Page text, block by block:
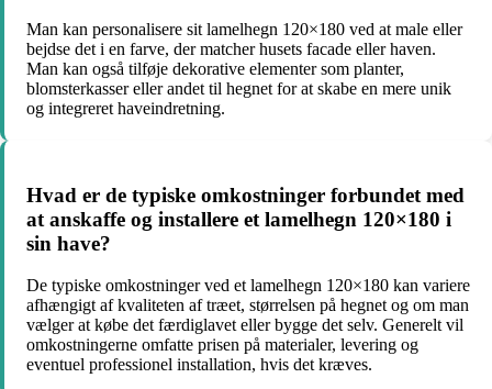
Man kan personalisere sit lamelhegn 120×180 ved at male eller
bejdse det i en farve, der matcher husets facade eller haven.
Man kan også tilføje dekorative elementer som planter,
blomsterkasser eller andet til hegnet for at skabe en mere unik
og integreret haveindretning.
Hvad er de typiske omkostninger forbundet med
at anskaffe og installere et lamelhegn 120×180 i
sin have?
De typiske omkostninger ved et lamelhegn 120×180 kan variere
afhængigt af kvaliteten af træet, størrelsen på hegnet og om man
vælger at købe det færdiglavet eller bygge det selv. Generelt vil
omkostningerne omfatte prisen på materialer, levering og
eventuel professionel installation, hvis det kræves.